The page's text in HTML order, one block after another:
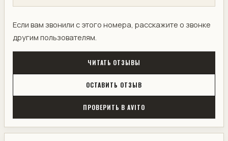
Если вам звонили с этого номера, расскажите о звонке
другим пользователям.
ЧИТАТЬ ОТЗЫВЫ
ОСТАВИТЬ ОТЗЫВ
ПРОВЕРИТЬ В AVITO